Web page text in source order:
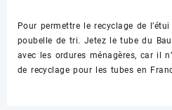
Pour permettre le recyclage de
poubelle de tri. Jetez le tube du
avec les ordures ménagères, car il
de recyclage pour les tubes en